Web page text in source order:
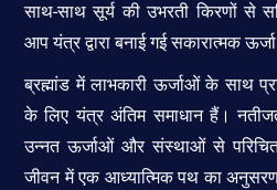
साथ-साथ सूर्य की उभरती किरणों से
आप यंत्र द्वारा बनाई गई सकारात्मक
ब्रह्मांड में लाभकारी ऊर्जाओं के साथ
के लिए यंत्र अंतिम समाधान हैं।
उन्नत ऊर्जाओं और संस्थाओं से
जीवन में एक आध्यात्मिक पथ का